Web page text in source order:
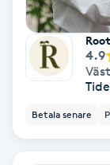
Katun fransar
Kemisk peeling
Kinesiologi
4.9
Betala senare